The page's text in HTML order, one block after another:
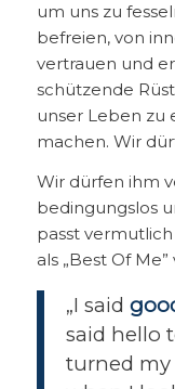
um uns zu
befreien, von
vertrauen und
schützende
unser Leben zu
machen. Wir
Wir dürfen ihm
bedingungslos
passt
als „Best Of
„I said
said hello
turned